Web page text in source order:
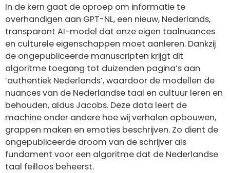
In de kern gaat de oproep om informatie te
overhandigen aan GPT-NL, een nieuw, Nederlands,
transparant AI-model dat onze eigen taalnuances
en culturele eigenschappen moet aanleren. Dankzij
de ongepubliceerde manuscripten krijgt dit
algoritme toegang tot duizenden pagina’s aan
‘authentiek Nederlands’, waardoor de modellen de
nuances van de Nederlandse taal en cultuur leren en
behouden, aldus Jacobs. Deze data leert de
machine onder andere hoe wij verhalen opbouwen,
grappen maken en emoties beschrijven. Zo dient de
ongepubliceerde droom van de schrijver als
fundament voor een algoritme dat de Nederlandse
taal feilloos beheerst.